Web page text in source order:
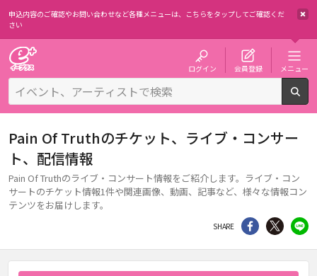
申込内容のご確認やお問い合わせなど各種メニューは、 こちらをタップしてご確認くだ
さい
ログイン 会員登録 メニュー
Pain Of Truthのチケット、ライブ・コンサー
ト、配信情報
Pain Of Truthのライブ・コンサート情報をご紹介します。ライブ・コン
サートのチケット情報1件や関連画像、動画、記事など、様々な情報コン
テンツをお届けします。
SHARE シェア Twitter